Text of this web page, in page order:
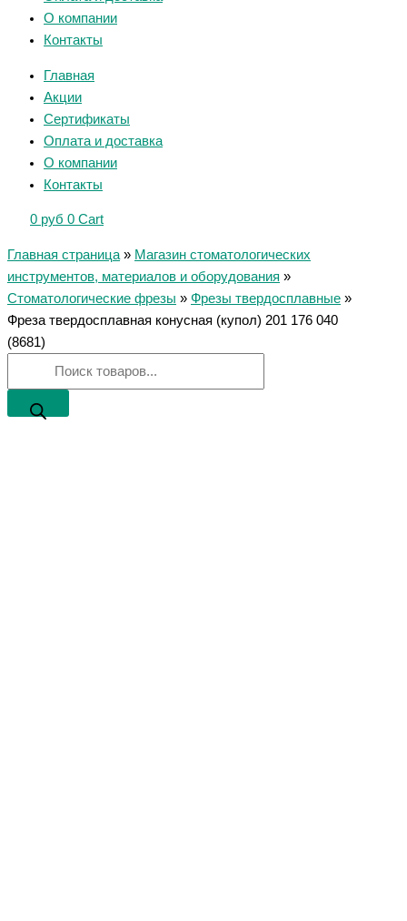
О компании
Контакты
Главная
Акции
Сертификаты
Оплата и доставка
О компании
Контакты
0 руб 0 Cart
Главная страница » Магазин стоматологических
инструментов, материалов и оборудования »
Стоматологические фрезы » Фрезы твердосплавные »
Фреза твердосплавная конусная (купол) 201 176 040
(8681)